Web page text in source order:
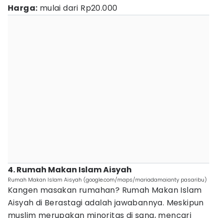
Harga: mulai dari Rp20.000
4. Rumah Makan Islam Aisyah
Rumah Makan Islam Aisyah (google.com/maps/mariadamaianty pasaribu)
Kangen masakan rumahan? Rumah Makan Islam
Aisyah di Berastagi adalah jawabannya. Meskipun
muslim merupakan minoritas di sana, mencari